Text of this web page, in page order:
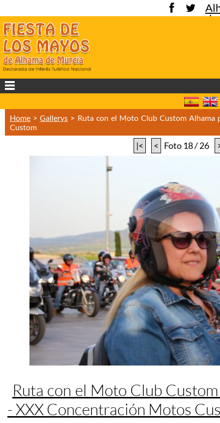
de
Home >Gallerys > Ruta con el Moto Club Custom
Custom
|< < Foto 18 / 26
Ruta con el Moto Club
- XXX Concentración Motos